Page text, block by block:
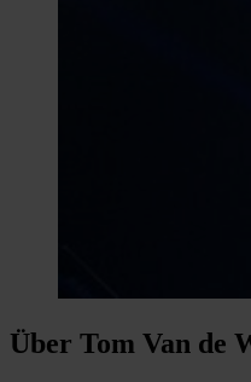
Über Tom Van de